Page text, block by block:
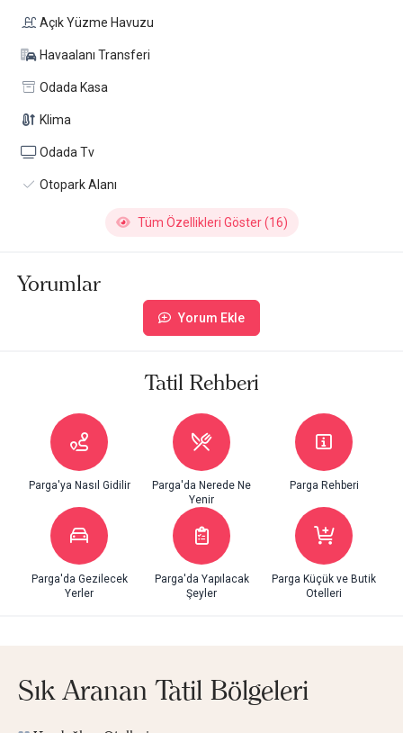
Açık Yüzme Havuzu
Havaalanı Transferi
Odada Kasa
Klima
Odada Tv
Otopark Alanı
Tüm Özellikleri Göster (16)
Yorumlar
Yorum Ekle
Tatil Rehberi
Parga'ya Nasıl Gidilir
Parga'da Nerede Ne
Yenir
Parga Rehberi
Parga'da Gezilecek
Yerler
Parga'da Yapılacak
Şeyler
Parga Küçük ve Butik
Otelleri
Sık Aranan Tatil Bölgeleri